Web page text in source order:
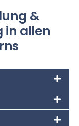
&
in allen